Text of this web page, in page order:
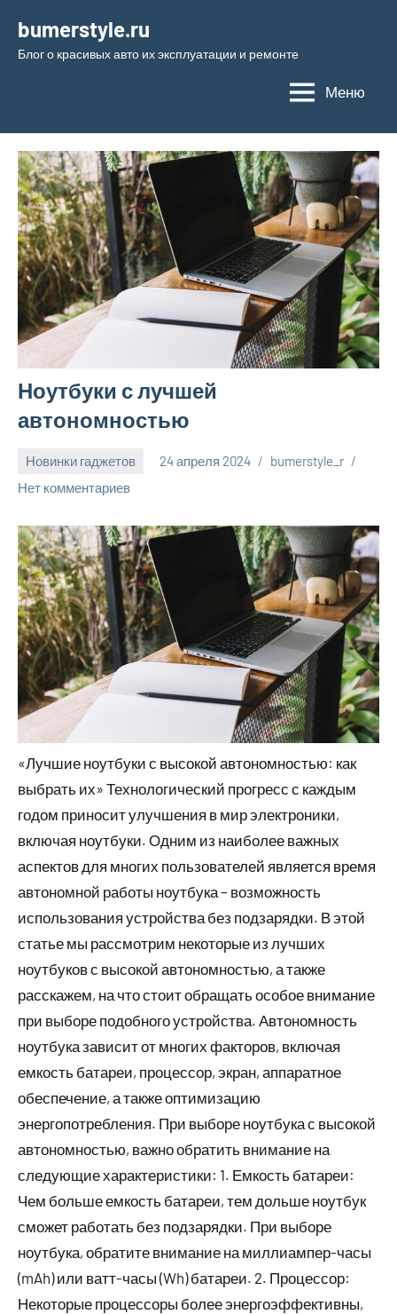
содержимому
bumerstyle.ru
Блог о красивых авто их эксплуатации и ремонте
Меню
Ноутбуки с лучшей
автономностью
Новинки гаджетов 24 апреля 2024
bumerstyle_r
Нет комментариев
«Лучшие ноутбуки с высокой автономностью: как
выбрать их» Технологический прогресс с каждым
годом приносит улучшения в мир электроники,
включая ноутбуки. Одним из наиболее важных
аспектов для многих пользователей является время
автономной работы ноутбука – возможность
использования устройства без подзарядки. В этой
статье мы рассмотрим некоторые из лучших
ноутбуков с высокой автономностью, а также
расскажем, на что стоит обращать особое внимание
при выборе подобного устройства. Автономность
ноутбука зависит от многих факторов, включая
емкость батареи, процессор, экран, аппаратное
обеспечение, а также оптимизацию
энергопотребления. При выборе ноутбука с высокой
автономностью, важно обратить внимание на
следующие характеристики: 1. Емкость батареи:
Чем больше емкость батареи, тем дольше ноутбук
сможет работать без подзарядки. При выборе
ноутбука, обратите внимание на миллиампер-часы
(mAh) или ватт-часы (Wh) батареи. 2. Процессор:
Некоторые процессоры более энергоэффективны,